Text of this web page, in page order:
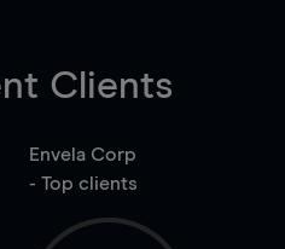
Clients
Envela Corp
- Top clients